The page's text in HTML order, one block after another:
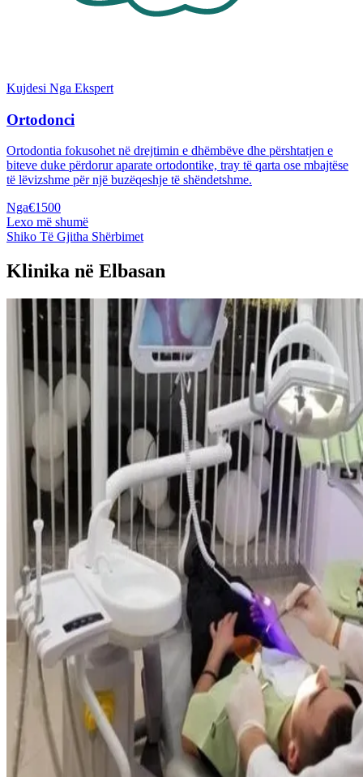
Kujdesi Nga Ekspert
Ortodonci
Ortodontia fokusohet në drejtimin e dhëmbëve dhe përshtatjen e
biteve duke përdorur aparate ortodontike, tray të qarta ose mbajtëse
të lëvizshme për një buzëqeshje të shëndetshme.
Nga€1500
Lexo më shumë
Shiko Të Gjitha Shërbimet
Klinika në Elbasan